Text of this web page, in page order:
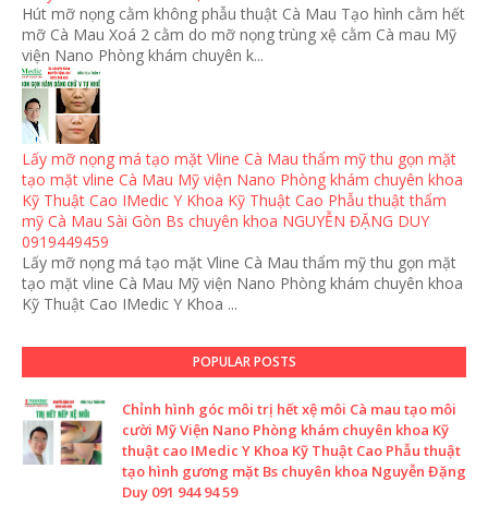
Hút mỡ nọng cằm không phẫu thuật Cà Mau Tạo hình cằm hết
mỡ Cà Mau Xoá 2 cằm do mỡ nọng trùng xệ cằm Cà mau Mỹ
viện Nano Phòng khám chuyên k...
Lấy mỡ nọng má tạo mặt Vline Cà Mau thẩm mỹ thu gọn mặt
tạo mặt vline Cà Mau Mỹ viện Nano Phòng khám chuyên khoa
Kỹ Thuật Cao IMedic Y Khoa Kỹ Thuật Cao Phẫu thuật thẩm
mỹ Cà Mau Sài Gòn Bs chuyên khoa NGUYỄN ĐẶNG DUY
0919449459
Lấy mỡ nọng má tạo mặt Vline Cà Mau thẩm mỹ thu gọn mặt
tạo mặt vline Cà Mau Mỹ viện Nano Phòng khám chuyên khoa
Kỹ Thuật Cao IMedic Y Khoa ...
POPULAR POSTS
Chỉnh hình góc môi trị hết xệ môi Cà mau tạo môi
cười Mỹ Viện Nano Phòng khám chuyên khoa Kỹ
thuật cao IMedic Y Khoa Kỹ Thuật Cao Phẫu thuật
tạo hình gương mặt Bs chuyên khoa Nguyễn Đặng
Duy 091 944 94 59